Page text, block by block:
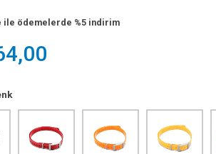
ile ödemelerde %5 indirim